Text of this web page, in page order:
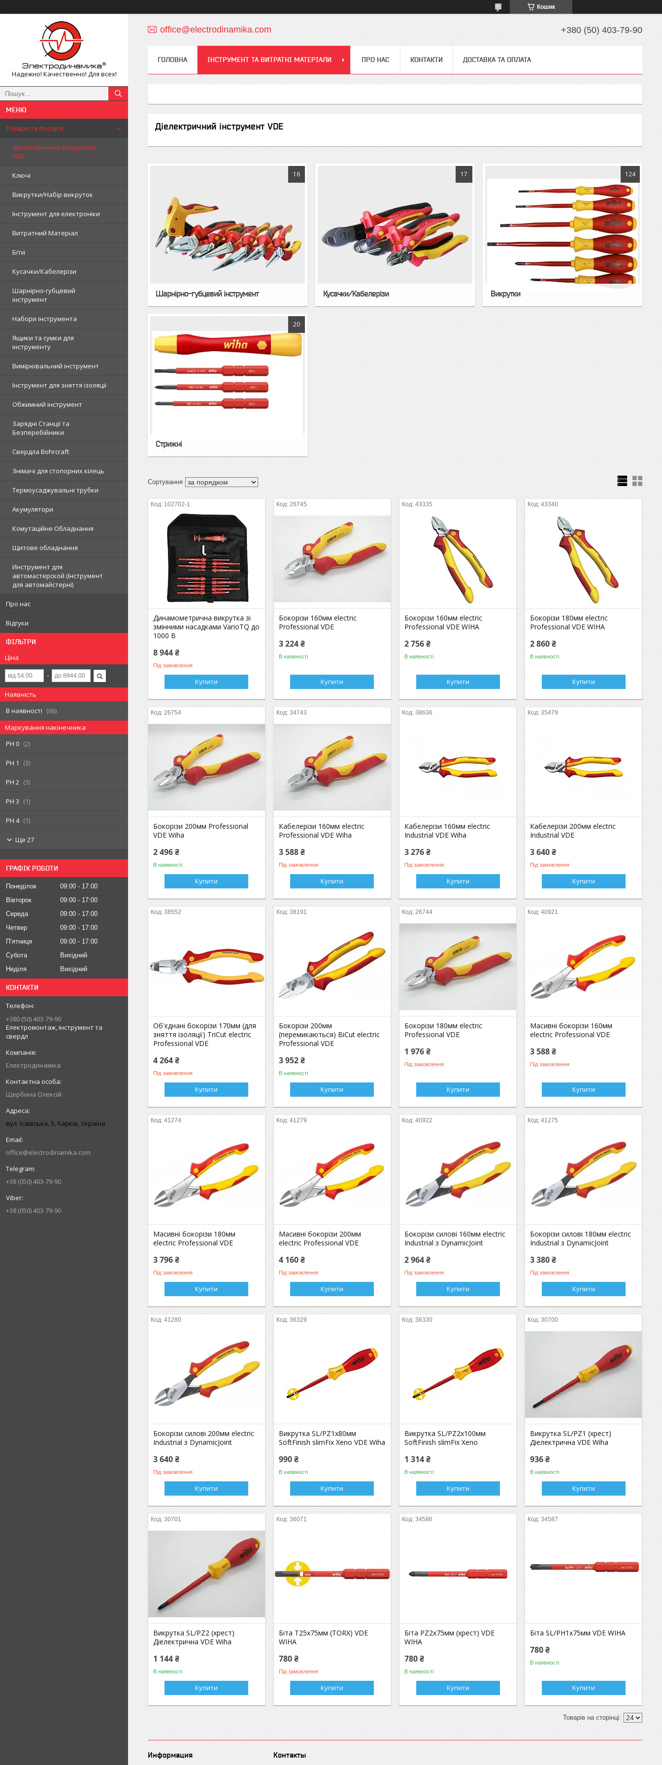
Кошик
Надежно! Качественно! Для всех!
Товари та послуги
Діелектричний інструмент
VDE
Ключі
Викрутки/Набір викруток
Інструмент для електроніки
Витратний Матеріал
Біти
Кусачки/Кабелерізи
Шарнірно-губцевий
інструмент
Набори інструмента
Ящики та сумки для
інструменту
Вимірювальний інструмент
Інструмент для зняття ізоляції
Обжимний інструмент
Зарядні Станції та
Безперебійники
Свердла Bohrcraft
Знімачі для стопорних кілець
Термоусаджувальні трубки
Акумулятори
Комутаційне Обладнання
Щитове обладнання
Инструмент для
автомастерской (Інструмент
для автомайстерні)
Про нас
Відгуки
ФІЛЬТРИ
Ціна
Наявність
В наявності
66
Маркування накінечника
PH 0
2
PH 1 3
PH 2 3
PH 3 1
PH 4 1
Ще 27
ГРАФІК РОБОТИ
Понеділок 09:00
17:00
Вівторок
09:00
17:00
Середа
09:00
17:00
Четвер
09:00
17:00
Пʼятниця
09:00
17:00
Субота
Вихідний
Неділя
Вихідний
КОНТАКТИ
+380 (50) 403-79-90
Електромонтаж, інструмент та
свердл
Електродинаміка
Щербина Олексій
вул. Ісаївська, 5, Харків, Україна
office@electrodinamika.com
+38 (050) 403-79-90
+38 (050) 403-79-90
office@electrodinamika.com +380 (50) 403-79-90
ГОЛОВНА ІНСТРУМЕНТ ТА ВИТРАТНІ МАТЕРІАЛИ ПРО НАС КОНТАКТИ ДОСТАВКА ТА ОПЛАТА
Діелектричний інструмент VDE
16
Шарнірно-губцевий інструмент
17
Кусачки/Кабелерізи
124
Викрутки
20
Стрижні
102702-1
Динамометрична викрутка зі
змінними насадками VarioTQ до
1000 В
8 944 ₴
Під замовлення
Купити
26745
Бокорізи 160мм electric
Professional VDE
3 224 ₴
В наявності
Купити
43335
Бокорізи 160мм electric
Professional VDE WIHA
2 756 ₴
В наявності
Купити
43340
Бокорізи 180мм electric
Professional VDE WIHA
2 860 ₴
В наявності
Купити
26754
Бокорізи 200мм Professional
VDE Wiha
2 496 ₴
В наявності
Купити
34743
Кабелерізи 160мм electric
Professional VDE Wiha
3 588 ₴
Під замовлення
Купити
38636
Кабелерізи 160мм electric
Industrial VDE Wiha
3 276 ₴
Під замовлення
Купити
35479
Кабелерізи 200мм electric
Industrial VDE
3 640 ₴
Під замовлення
Купити
38552
Об'єднані бокорізи 170мм (для
зняття ізоляції) TriCut electric
Professional VDE
4 264 ₴
Під замовлення
Купити
38191
Бокорізи 200мм
(перемикаються) BiCut electric
Professional VDE
3 952 ₴
В наявності
Купити
26744
Бокорізи 180мм electric
Professional VDE
1 976 ₴
Під замовлення
Купити
40921
Масивні бокорізи 160мм
electric Professional VDE
3 588 ₴
Під замовлення
Купити
41274
Масивні бокорізи 180мм
electric Professional VDE
3 796 ₴
Під замовлення
Купити
41279
Масивні бокорізи 200мм
electric Professional VDE
4 160 ₴
Під замовлення
Купити
40922
Бокорізи силові 160мм electric
Industrial з DynamicJoint
2 964 ₴
Під замовлення
Купити
41275
Бокорізи силові 180мм electric
Industrial з DynamicJoint
3 380 ₴
Під замовлення
Купити
41280
Бокорізи силові 200мм electric
Industrial з DynamicJoint
3 640 ₴
Під замовлення
Купити
36329
Викрутка SL/PZ1x80мм
SoftFinish slimFix Xeno VDE Wiha
990 ₴
В наявності
Купити
36330
Викрутка SL/PZ2x100мм
SoftFinish slimFix Xeno
1 314 ₴
В наявності
Купити
30700
Викрутка SL/PZ1 (хрест)
Діелектрична VDE Wiha
936 ₴
В наявності
Купити
30701
Викрутка SL/PZ2 (хрест)
Діелектрична VDE Wiha
1 144 ₴
В наявності
Купити
36071
Біта Т25х75мм (TORX) VDE
WIHA
780 ₴
Під замовлення
Купити
34586
Біта PZ2x75мм (хрест) VDE
WIHA
780 ₴
В наявності
Купити
34587
Біта SL/РН1х75мм VDE WIHA
780 ₴
В наявності
Купити
Информация Контакты